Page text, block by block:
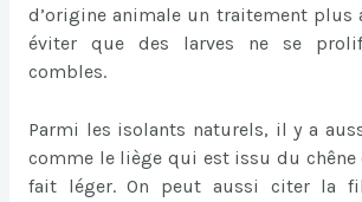
d’origine animale un traitement plus
éviter que des larves ne se
combles.
Parmi les isolants naturels, il y a
comme le liège qui est issu du
fait léger. On peut aussi citer la